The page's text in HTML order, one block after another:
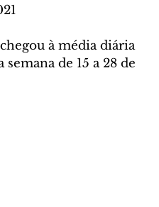
à média diária
semana de 15 a 28 de